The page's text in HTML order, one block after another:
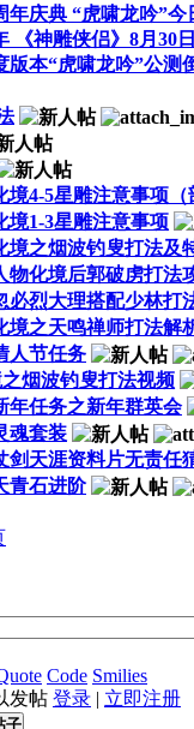
年庆典 “虎啸龙吟”今
《神雕侠侣》8月30
版本“虎啸龙吟”公测
境4-5星雕注意事项（
境1-3星雕注意事项
境之烟波钓叟打法及
物化境后郭破虏打法
必烈大理搭配少林打
境之天鸣禅师打法解
人节任务
烟波钓叟打法视频
年任务之新年群英会
魂套装
剑天涯资料片无责任
青石进阶
Code Smilies
发帖 登录 | 立即注册
子